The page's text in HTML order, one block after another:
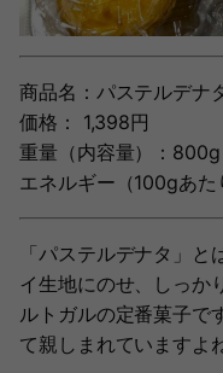
商品名：パステルデナ
価格： 1,398円
重量（内容量）：800g
エネルギー（100gあ
「パステルデナタ」
イ生地にのせ、しっか
ルトガルの定番菓子で
て親しまれていますよ